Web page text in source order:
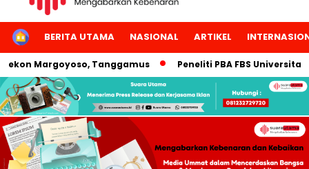
HOMEBERITA UTAMA NASIONAL ARTIKEL
Margoyoso, Tanggamus Peneliti PBA FBS Universitas